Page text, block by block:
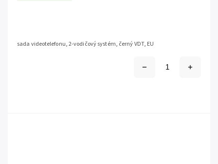
sada videotelefonu, 2-vodičový systém, černý VDT, EU